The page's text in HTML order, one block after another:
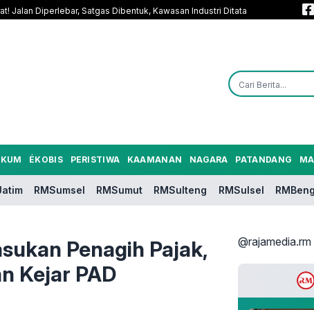
Jalan Diperlebar, Satgas Dibentuk, Kawasan Industri Ditata Persib
ÉKOBIS PERISTIWA KAAMANAN NAGARA PATANDANG
RMSumsel RMSumut RMSulteng RMSulsel
Penagih Pajak,
Kejar PAD
@rajamedia.rm